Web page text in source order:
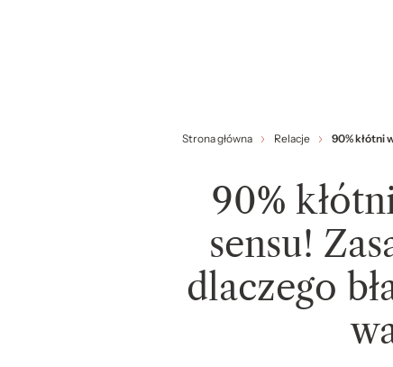
Strona główna Relacje ​90% kłótni
​90%
sensu!
dlaczego